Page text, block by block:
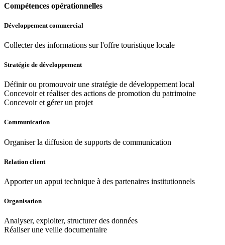
Compétences opérationnelles
Développement commercial
Collecter des informations sur l'offre touristique locale
Stratégie de développement
Définir ou promouvoir une stratégie de développement local
Concevoir et réaliser des actions de promotion du patrimoine
Concevoir et gérer un projet
Communication
Organiser la diffusion de supports de communication
Relation client
Apporter un appui technique à des partenaires institutionnels
Organisation
Analyser, exploiter, structurer des données
Réaliser une veille documentaire